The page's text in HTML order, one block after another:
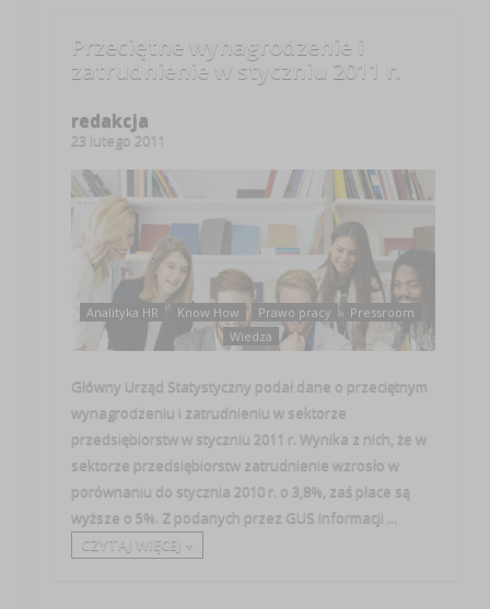
Przeciętne wynagrodzenie i
zatrudnienie w styczniu 2011 r.
redakcja
23 lutego 2011
Analityka HR Know How Prawo pracy
Pressroom
Wiedza
Główny Urząd Statystyczny podał dane o przeciętnym
wynagrodzeniu i zatrudnieniu w sektorze
przedsiębiorstw w styczniu 2011 r. Wynika z nich, że w
sektorze przedsiębiorstw zatrudnienie wzrosło w
porównaniu do stycznia 2010 r. o 3,8%, zaś płace są
wyższe o 5%. Z podanych przez GUS informacji ...
CZYTAJ WIĘCEJ +